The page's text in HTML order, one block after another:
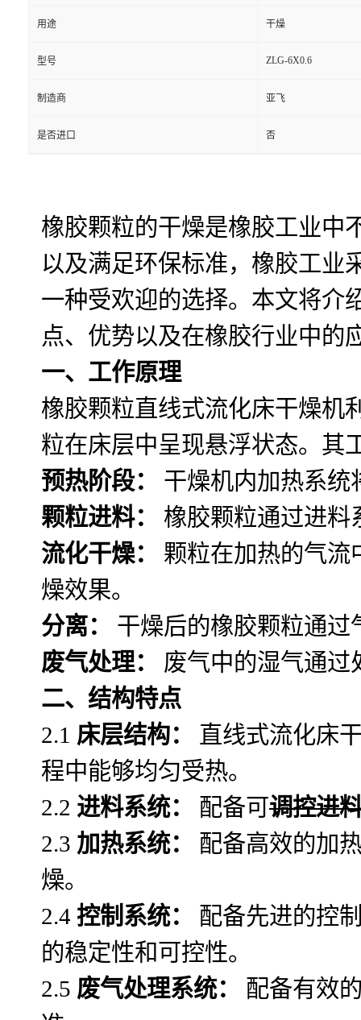
用途 干燥
型号 ZLG-6X0.6
制造商 亚飞
是否进口 否
橡胶颗粒的干燥是橡胶工业中
以及满足环保标准，橡胶工业
一种受欢迎的选择。本文将介
点、优势以及在橡胶行业中的
一、工作原理
橡胶颗粒直线式流化床干燥机
粒在床层中呈现悬浮状态。其
预热阶段：
干燥机内加热系统
颗粒进料：
橡胶颗粒通过进料
流化干燥：
颗粒在加热的气流
燥效果。
分离：
干燥后的橡胶颗粒通
废气处理：
废气中的湿气通过
二、结构特点
2.1 床层结构：
直线式流化床
程中能够均匀受热。
2.2 进料系统： 配备可调控进
2.3 加热系统：
配备高效的加
燥。
2.4 控制系统：
配备先进的控
的稳定性和可控性。
2.5 废气处理系统：
配备有效